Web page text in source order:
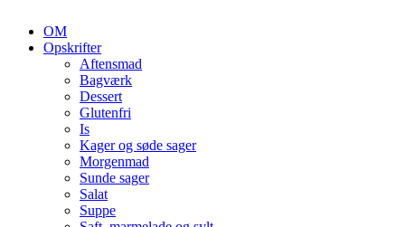
OM
Opskrifter
Aftensmad
Bagværk
Dessert
Glutenfri
Is
Kager og søde sager
Morgenmad
Sunde sager
Salat
Suppe